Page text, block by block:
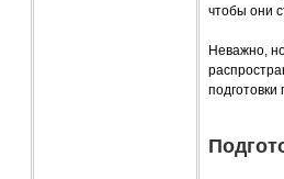
чтобы они
Неважно,
подготовки